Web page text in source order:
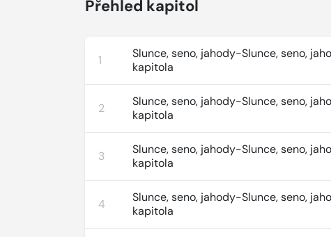
Přehled kapitol
1
Slunce, seno, jahody-Slunce, seno,
kapitola
2
Slunce, seno, jahody-Slunce, seno,
kapitola
3
Slunce, seno, jahody-Slunce, seno,
kapitola
4
Slunce, seno, jahody-Slunce, seno,
kapitola